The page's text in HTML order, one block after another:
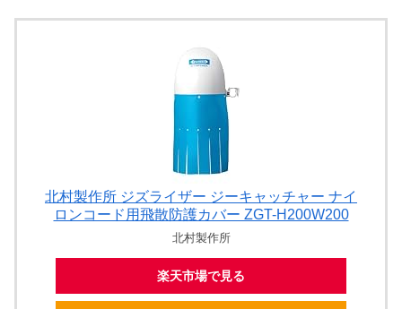
北村製作所 ジズライザー ジーキャッチャー ナイ
ロンコード用飛散防護カバー ZGT-H200W200
北村製作所
楽天市場で見る